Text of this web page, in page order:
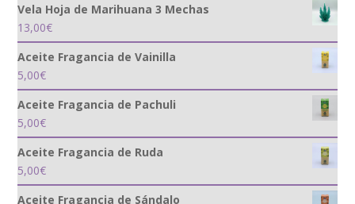
Vela Hoja de Marihuana 3 Mechas
13,00€
Aceite Fragancia de Vainilla
5,00€
Aceite Fragancia de Pachuli
5,00€
Aceite Fragancia de Ruda
5,00€
Aceite Fragancia de Sándalo